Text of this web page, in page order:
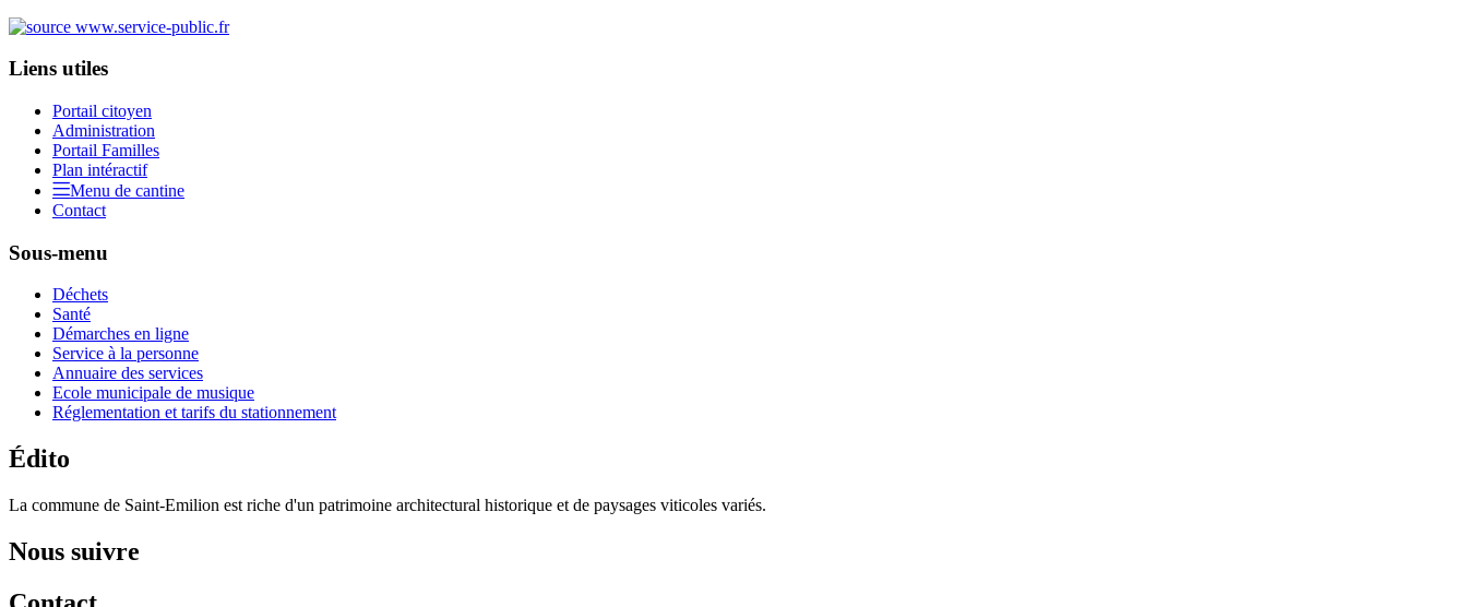
Liens utiles
Portail citoyen
Administration
Portail Familles
Plan intéractif
Menu de cantine
Contact
Sous-menu
Déchets
Santé
Démarches en ligne
Service à la personne
Annuaire des services
Ecole municipale de musique
Réglementation et tarifs du stationnement
Édito
La commune de Saint-Emilion est riche d'un patrimoine architectural historique et de paysages viticoles variés.
Nous suivre